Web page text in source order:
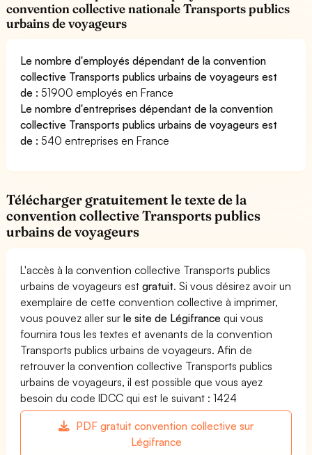
convention collective nationale Transports publics
urbains de voyageurs
Le nombre d'employés dépendant de la convention
collective Transports publics urbains de voyageurs est
de : 51900 employés en France
Le nombre d'entreprises dépendant de la convention
collective Transports publics urbains de voyageurs est
de : 540 entreprises en France
Télécharger gratuitement le texte de la
convention collective Transports publics
urbains de voyageurs
L'accès à la convention collective Transports publics
urbains de voyageurs estgratuit. Si vous désirez avoir un
exemplaire de cette convention collective à imprimer,
vous pouvez aller surle site de Légifrance qui vous
fournira tous les textes et avenants de la convention
Transports publics urbains de voyageurs. Afin de
retrouver la convention collective Transports publics
urbains de voyageurs, il est possible que vous ayez
besoin du code IDCC qui est le suivant : 1424
PDF gratuit convention collective sur
Légifrance